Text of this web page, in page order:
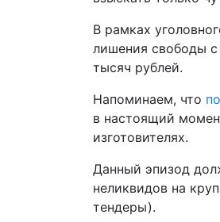
В рамках
лишения свободы
тысяч рублей.
Напоминаем, что
в настоящий
изготовителях.
Данный эпизод
неликвидов на
тендеры).